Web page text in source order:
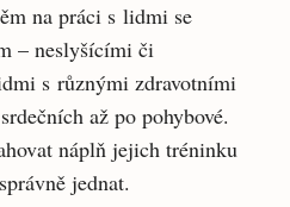
na práci s lidmi se
– neslyšícími či
s různými zdravotními
až po pohybové.
náplň jejich tréninku
jednat.